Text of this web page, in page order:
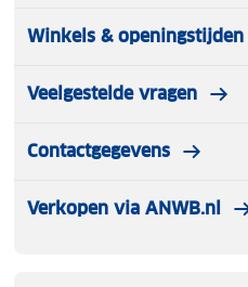
Winkels & openingstijden
Veelgestelde vragen
Contactgegevens
Verkopen via ANWB.nl